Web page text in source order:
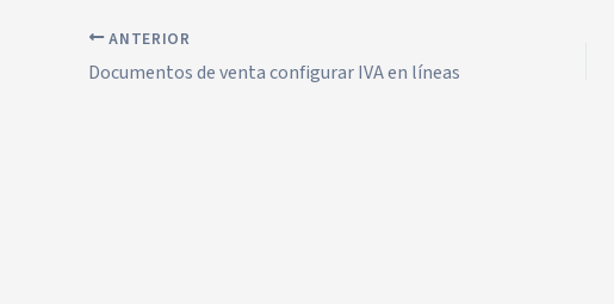
ANTERIOR
Documentos de venta configurar IVA en líneas